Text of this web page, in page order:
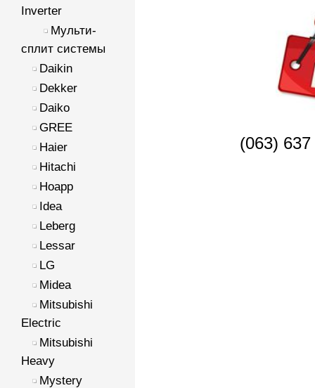
Inverter
Мульти-
сплит системы
Daikin
Dekker
Daiko
GREE
Haier
Hitachi
Hoapp
Idea
Leberg
Lessar
LG
Midea
Mitsubishi
Electric
Mitsubishi
Heavy
Mystery
(063)